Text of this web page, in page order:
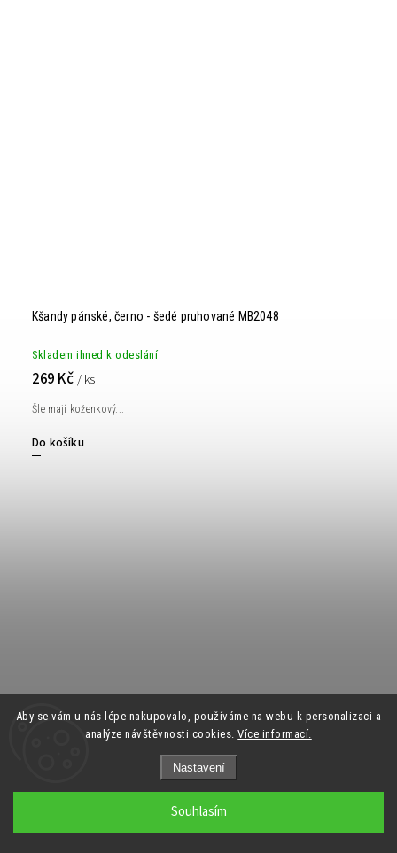
Aby se vám u nás lépe nakupovalo, používáme na webu k personalizaci a
analýze návštěvnosti cookies.Více informací.
Nastavení
Souhlasím
Kšandy pánské, černo - šedé pruhované MB2048
Skladem ihned k odeslání
269 Kč / ks
Do košíku
Šle mají koženkový...